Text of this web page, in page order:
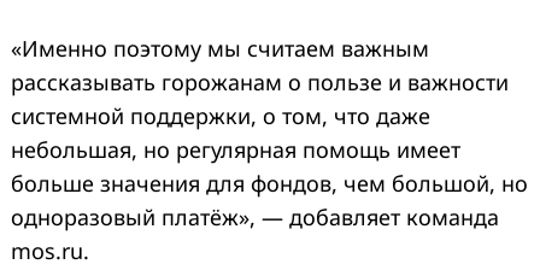
«Именно поэтому мы считаем важным
рассказывать горожанам о пользе и важности
системной поддержки, о том, что даже
небольшая, но регулярная помощь имеет
больше значения для фондов, чем большой, но
одноразовый платёж», — добавляет команда
mos.ru.
Search